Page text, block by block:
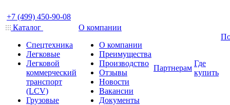
+7 (499) 450-90-08
Каталог
Спецтехника
Легковые
Легковой
коммерческий
транспорт
(LCV)
Грузовые
О компании
О компании
Преимущества
Производство
Отзывы
Новости
Вакансии
Документы
Партнерам
Где
купить